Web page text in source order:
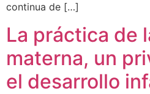
continua de […]
La práctica de
materna, un
el desarrollo